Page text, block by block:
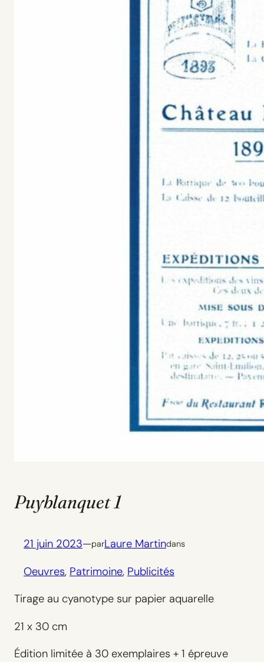
Puyblanquet 1
21 juin 2023—parLaure Martindans
Oeuvres, Patrimoine, Publicités
Tirage au cyanotype sur papier aquarelle
21 x 30 cm
Édition limitée à 30 exemplaires + 1 épreuve